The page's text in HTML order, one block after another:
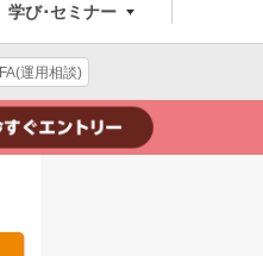
学び･セミナー
運用相談)